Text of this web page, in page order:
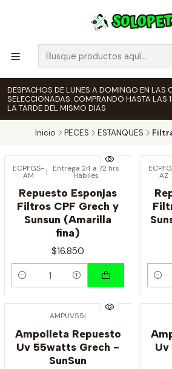
DESPACHOS DE LUNES A DOMINGO EN LAS
SELECCIONADAS. COMPRANDO HASTA LAS
LA TARDE DEL MISMO DIAS
Inicio PECES ESTANQUES
ECPFGS-
AM | Entrega 24 a 72 hrs
Habiles
Repuesto Esponjas
Filtros CPF Grech y
Sunsun (Amarilla
fina)
$16.850
Cantidad
AZ
AMPUV55|
Ampolleta Repuesto
Uv 55watts Grech -
SunSun
Uv